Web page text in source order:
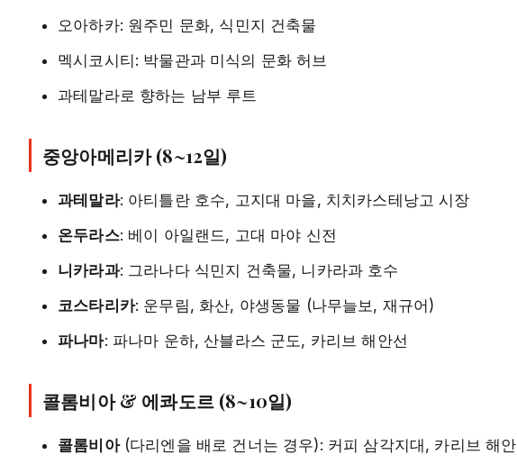
오아하카: 원주민 문화, 식민지 건축물
멕시코시티: 박물관과 미식의 문화 허브
과테말라로 향하는 남부 루트
중앙아메리카 (8~12일)
과테말라: 아티틀란 호수, 고지대 마을, 치치카스테낭고 시장
온두라스: 베이 아일랜드, 고대 마야 신전
니카라과: 그라나다 식민지 건축물, 니카라과 호수
코스타리카: 운무림, 화산, 야생동물 (나무늘보, 재규어)
파나마: 파나마 운하, 산블라스 군도, 카리브 해안선
콜롬비아 & 에콰도르 (8~10일)
콜롬비아(다리엔을 배로 건너는 경우): 커피 삼각지대, 카리브 해안